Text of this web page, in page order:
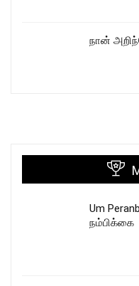
நான்
Um
நம்பிக்கை